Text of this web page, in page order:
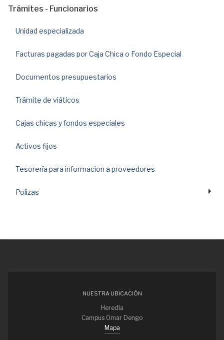
Trámites - Funcionarios
Unidad especializada
Facturas pagadas por Caja Chica o Fondo Especial
Documentos presupuestarios
Trámite de viáticos
Cajas chicas y fondos especiales
Activos fijos
Tesorería para informacion a proveedores
Polizas
NUESTRA UBICACIÓN
Heredia
Campus Omar Dengo
Mapa